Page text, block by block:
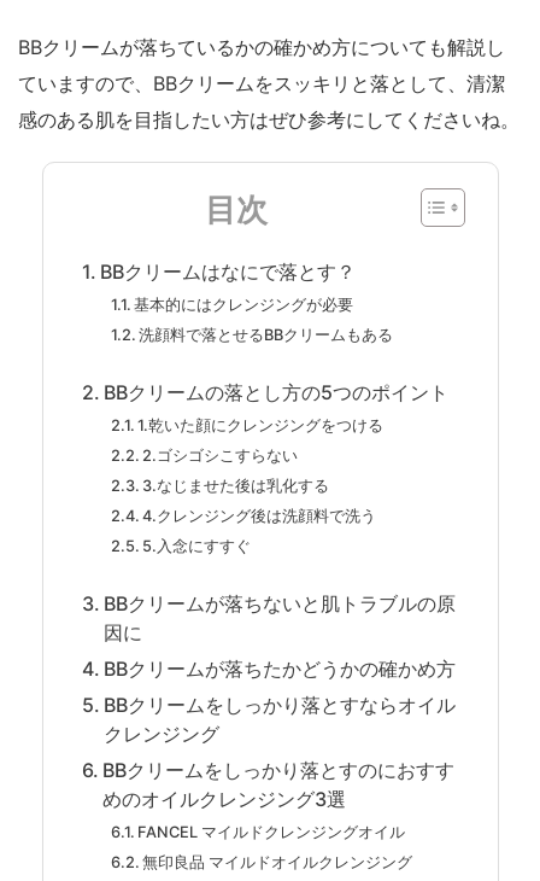
BBクリームが落ちているかの確かめ方についても解説し
ていますので、BBクリームをスッキリと落として、清潔
感のある肌を目指したい方はぜひ参考にしてくださいね。
目次
BBクリームはなにで落とす？
基本的にはクレンジングが必要
洗顔料で落とせるBBクリームもある
BBクリームの落とし方の5つのポイント
1.乾いた顔にクレンジングをつける
2.ゴシゴシこすらない
3.なじませた後は乳化する
4.クレンジング後は洗顔料で洗う
5.入念にすすぐ
BBクリームが落ちないと肌トラブルの原
因に
BBクリームが落ちたかどうかの確かめ方
BBクリームをしっかり落とすならオイル
クレンジング
BBクリームをしっかり落とすのにおすす
めのオイルクレンジング3選
FANCEL マイルドクレンジングオイル
無印良品 マイルドオイルクレンジング